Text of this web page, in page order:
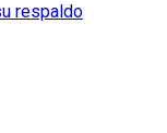
respaldo